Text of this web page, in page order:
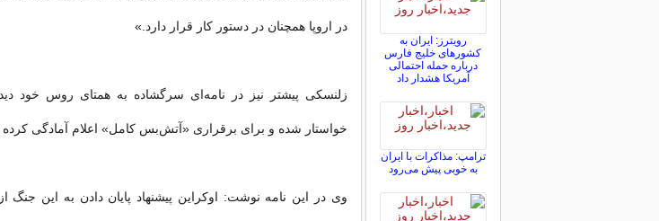
در اروپا همچنان در دستور کار قرار دارد.»
زلنسکی پیشتر نیز در نامه‌ای سرگشاده به همتای روس خود
خواستار شده و برای برقراری «آتش‌بس کامل» اعلام آمادگی کرده
وی در این نامه نوشت: اوکراین پیشنهاد پایان دادن به این جنگ
رویترز: ایران به
کشورهای خلیج فارس
درباره حمله احتمالی
آمریکا هشدار داد
ترامپ: مذاکرات با ایران
به خوبی پیش می‌رود